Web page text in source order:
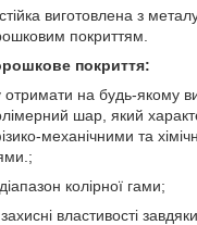
виготовлена з
покриттям.
покриття:
отримати на будь-якому
шар, який
механічними та
колірної гами;
властивості завдяки